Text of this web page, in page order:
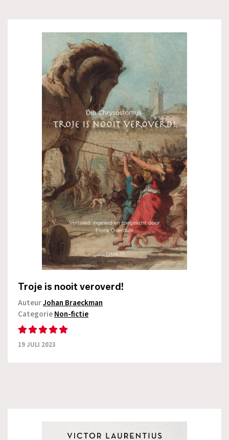
Troje is nooit veroverd!
AuteurJohan Braeckman
CategorieNon-fictie
19 JULI 2023